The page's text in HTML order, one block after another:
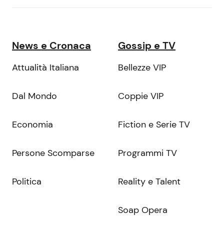
News e Cronaca
Attualità Italiana
Dal Mondo
Economia
Persone Scomparse
Politica
Gossip e TV
Bellezze VIP
Coppie VIP
Fiction e Serie TV
Programmi TV
Reality e Talent
Soap Opera